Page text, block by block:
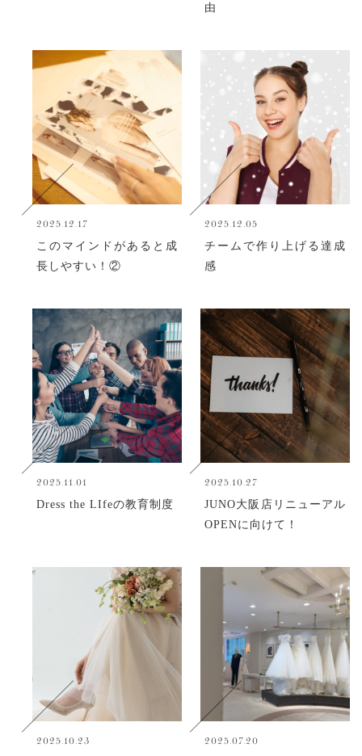
由
2025.12.17
このマインドがあると成
長しやすい！②
2025.12.05
チームで作り上げる達成
感
2025.11.01
Dress the LIfeの教育制度
2025.10.27
JUNO大阪店リニューアル
OPENに向けて！
2025.10.23 2025.07.20